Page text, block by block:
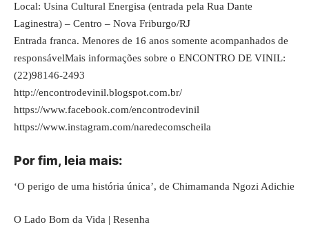
Local: Usina Cultural Energisa (entrada pela Rua Dante
Laginestra) – Centro – Nova Friburgo/RJ
Entrada franca. Menores de 16 anos somente acompanhados de
responsávelMais informações sobre o ENCONTRO DE VINIL:
(22)98146-2493
http://encontrodevinil.blogspot.com.br/
https://www.facebook.com/encontrodevinil
https://www.instagram.com/naredecomscheila
Por fim, leia mais:
‘O perigo de uma história única’, de Chimamanda Ngozi Adichie
O Lado Bom da Vida | Resenha